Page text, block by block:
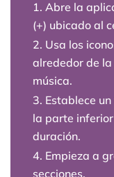
1. Abre la
(+) ubicado al
2. Usa los
alrededor de
música.
3. Establece
la parte
duración.
4. Empieza a
secciones.